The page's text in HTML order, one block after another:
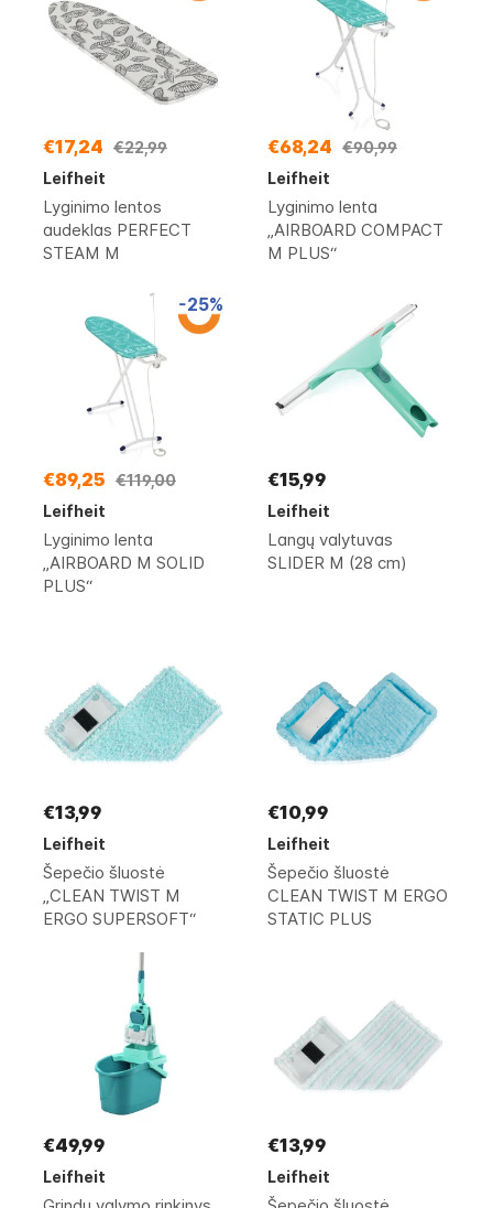
€17,24 €22,99
Leifheit
Lyginimo lentos
audeklas PERFECT
STEAM M
€68,24 €90,99
Leifheit
Lyginimo lenta
„AIRBOARD COMPACT
M PLUS“
-25%
€89,25 €119,00
Leifheit
Lyginimo lenta
„AIRBOARD M SOLID
PLUS“
€15,99
Leifheit
Langų valytuvas
SLIDER M (28 cm)
€13,99
Leifheit
Šepečio šluostė
„CLEAN TWIST M
ERGO SUPERSOFT“
€10,99
Leifheit
Šepečio šluostė
CLEAN TWIST M ERGO
STATIC PLUS
€49,99
Leifheit
€13,99
Leifheit